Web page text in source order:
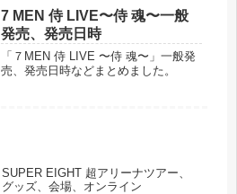
7 MEN 侍 LIVE〜侍 魂〜一般
発売、発売日時
「７MEN 侍 LIVE 〜侍 魂〜」一般発
売、発売日時などまとめました。
SUPER EIGHT 超アリーナツアー、
グッズ、会場、オンライン